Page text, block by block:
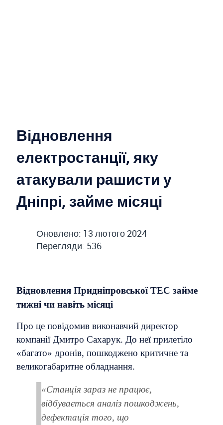
Відновлення
електростанції, яку
атакували рашисти у
Дніпрі, займе місяці
Оновлено: 13 лютого 2024
Перегляди: 536
Відновлення Придніпровської ТЕС займе
тижні чи навіть місяці
Про це повідомив виконавчий директор
компанії Дмитро Сахарук. До неї прилетіло
«багато» дронів, пошкоджено критичне та
великогабаритне обладнання.
«Станція зараз не працює,
відбувається аналіз пошкоджень,
дефектація того, що